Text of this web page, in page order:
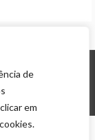
de
em